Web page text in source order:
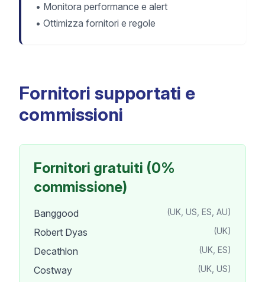
• Monitora performance e alert
• Ottimizza fornitori e regole
Fornitori supportati e
commissioni
Fornitori gratuiti (0%
commissione)
Banggood (UK, US, ES, AU)
Robert Dyas (UK)
Decathlon (UK, ES)
Costway (UK, US)